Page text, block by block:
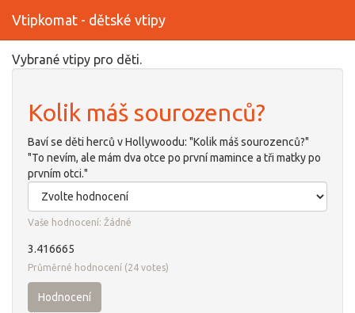
Přejít
obsahu
Vtipkomat - dětské vtipy
Vybrané vtipy pro děti.
Kolik máš sourozenců?
Baví se děti herců v Hollywoodu: "Kolik máš sourozenců?"
"To nevím, ale mám dva otce po první mamince a tři matky po
prvním otci."
Vaše hodnocení: Žádné
3.416665
Průměrné hodnocení (24 votes)
Hodnocení